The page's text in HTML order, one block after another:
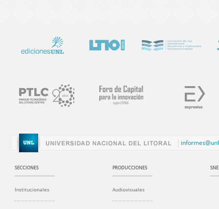
SECCIONES
Institucionales
PRODUCCIONES
Audiovisuales
SNE